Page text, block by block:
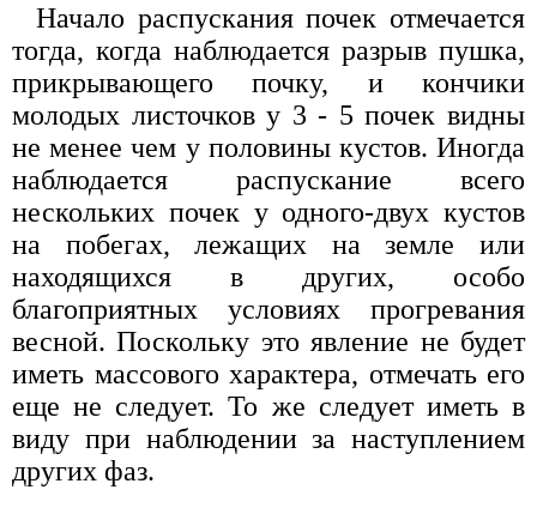
Начало распускания почек отмечается
тогда, когда наблюдается разрыв пушка,
прикрывающего почку, и кончики
молодых листочков у 3 - 5 почек видны
не менее чем у половины кустов. Иногда
наблюдается распускание всего
нескольких почек у одного-двух кустов
на побегах, лежащих на земле или
находящихся в других, особо
благоприятных условиях прогревания
весной. Поскольку это явление не будет
иметь массового характера, отмечать его
еще не следует. То же следует иметь в
виду при наблюдении за наступлением
других фаз.